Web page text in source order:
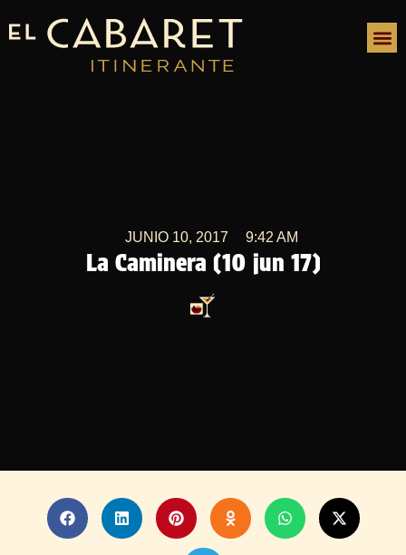
La Caminera (10 jun 17)
JUNIO 10, 2017 9:42 AM